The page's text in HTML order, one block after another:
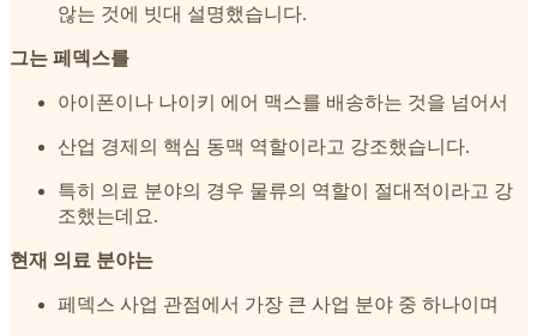
않는 것에 빗대 설명했습니다.
그는 페덱스를
아이폰이나 나이키 에어 맥스를 배송하는 것을 넘어서
산업 경제의 핵심 동맥 역할이라고 강조했습니다.
특히 의료 분야의 경우 물류의 역할이 절대적이라고 강
조했는데요.
현재 의료 분야는
페덱스 사업 관점에서 가장 큰 사업 분야 중 하나이며